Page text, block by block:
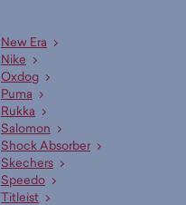
New Era
Nike
Oxdog
Puma
Rukka
Salomon
Shock Absorber
Skechers
Speedo
Titleist